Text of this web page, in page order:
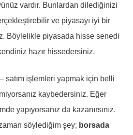
vardır. Bunlardan dilediğinizi
ve piyasayı iyi bir
Böylelikle piyasada hisse senedi
hazır hissedersiniz.
satım işlemleri yapmak için belli
kaybedersiniz. Eğer
yapıyorsanız da kazanırsınız.
söylediğim şey; borsada